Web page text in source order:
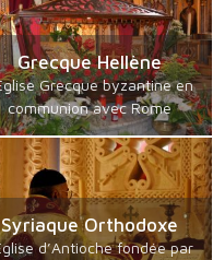
Grecque Hellène
Grecque byzantine en
communion avec Rome
Syriaque Orthodoxe
d’Antioche fondée par